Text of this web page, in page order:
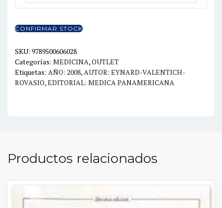
era:
es:
DEL
HUMANO
cantidad
CONFIRMAR STOCK
SKU: 9789500606028
Categorías: MEDICINA,OUTLET
Etiquetas: AÑO: 2008,AUTOR: EYNARD-VALENTICH-
ROVASIO,EDITORIAL: MEDICA PANAMERICANA
Productos relacionados